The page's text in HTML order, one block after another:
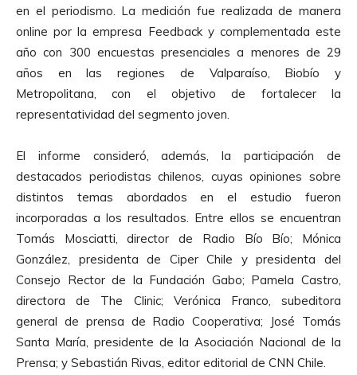
en el periodismo. La medición fue realizada de manera
online por la empresa Feedback y complementada este
año con 300 encuestas presenciales a menores de 29
años en las regiones de Valparaíso, Biobío y
Metropolitana, con el objetivo de fortalecer la
representatividad del segmento joven.
El informe consideró, además, la participación de
destacados periodistas chilenos, cuyas opiniones sobre
distintos temas abordados en el estudio fueron
incorporadas a los resultados. Entre ellos se encuentran
Tomás Mosciatti, director de Radio Bío Bío; Mónica
González, presidenta de Ciper Chile y presidenta del
Consejo Rector de la Fundación Gabo; Pamela Castro,
directora de The Clinic; Verónica Franco, subeditora
general de prensa de Radio Cooperativa; José Tomás
Santa María, presidente de la Asociación Nacional de la
Prensa; y Sebastián Rivas, editor editorial de CNN Chile.